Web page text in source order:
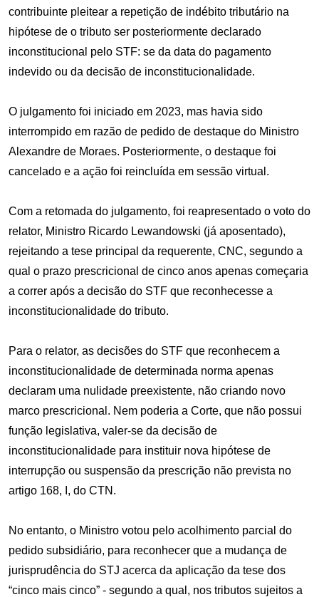
contribuinte pleitear a repetição de indébito tributário na
hipótese de o tributo ser posteriormente declarado
inconstitucional pelo STF: se da data do pagamento
indevido ou da decisão de inconstitucionalidade.
O julgamento foi iniciado em 2023, mas havia sido
interrompido em razão de pedido de destaque do Ministro
Alexandre de Moraes. Posteriormente, o destaque foi
cancelado e a ação foi reincluída em sessão virtual.
Com a retomada do julgamento, foi reapresentado o voto do
relator, Ministro Ricardo Lewandowski (já aposentado),
rejeitando a tese principal da requerente, CNC, segundo a
qual o prazo prescricional de cinco anos apenas começaria
a correr após a decisão do STF que reconhecesse a
inconstitucionalidade do tributo.
Para o relator, as decisões do STF que reconhecem a
inconstitucionalidade de determinada norma apenas
declaram uma nulidade preexistente, não criando novo
marco prescricional. Nem poderia a Corte, que não possui
função legislativa, valer-se da decisão de
inconstitucionalidade para instituir nova hipótese de
interrupção ou suspensão da prescrição não prevista no
artigo 168, I, do CTN.
No entanto, o Ministro votou pelo acolhimento parcial do
pedido subsidiário, para reconhecer que a mudança de
jurisprudência do STJ acerca da aplicação da tese dos
“cinco mais cinco” - segundo a qual, nos tributos sujeitos a